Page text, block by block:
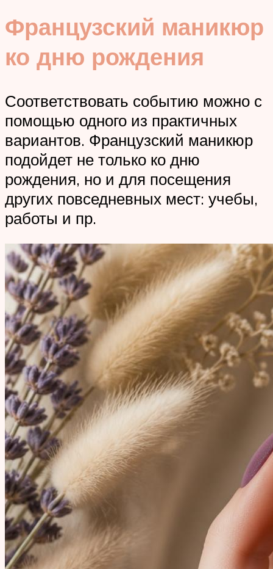
Французский маникюр
ко дню рождения
Соответствовать событию можно с
помощью одного из практичных
вариантов. Французский маникюр
подойдет не только ко дню
рождения, но и для посещения
других повседневных мест: учебы,
работы и пр.